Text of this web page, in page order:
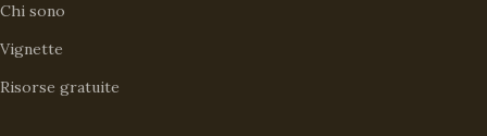
Chi sono
Vignette
Risorse gratuite